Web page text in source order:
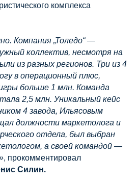
комплекса
Компания „Толедо“ —
коллектив, несмотря на
из разных регионов. Три из 4
в операционный плюс,
больше 1 млн. Команда
2,5 млн. Уникальный кейс
4 завода, Ильясовым
должности маркетолога и
отдела, был выбран
а своей командой —
, прокомментировал
Силин.